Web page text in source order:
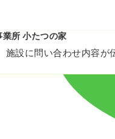
所 小たつの家
施設に問い合わせ内容が